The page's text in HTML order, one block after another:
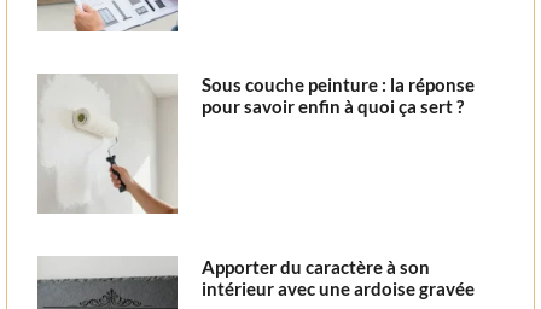
Sous couche peinture : la réponse
pour savoir enfin à quoi ça sert ?
Apporter du caractère à son
intérieur avec une ardoise gravée